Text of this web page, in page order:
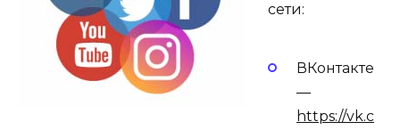
сети:
ВКонтакте
—
https://vk.c